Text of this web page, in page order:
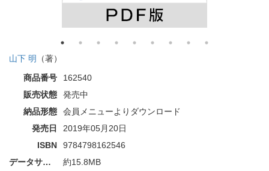
山下 明
（著）
商品番号
162540
販売状態
発売中
納品形態
会員メニューよりダウンロード
発売日
2019年05月20日
ISBN
9784798162546
データサイズ
約15.8MB